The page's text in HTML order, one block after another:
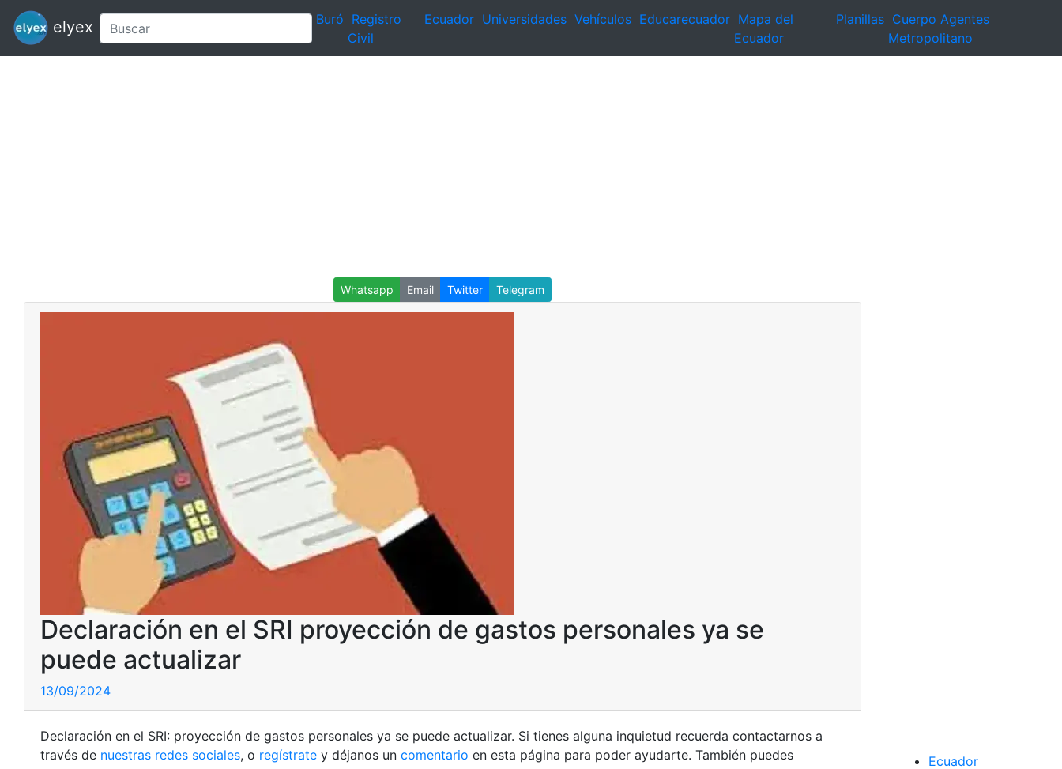
elyex Buró Registro
Civil
Ecuador Universidades Vehículos Educarecuador Mapa del
Ecuador
Planillas Cuerpo Agentes
Metropolitano
Whatsapp Email Twitter Telegram
Declaración en el SRI proyección de gastos personales ya se
puede actualizar
13/09/2024
Declaración en el SRI: proyección de gastos personales ya se puede actualizar. Si tienes alguna inquietud recuerda contactarnos a
través de nuestras redes sociales, o regístrate y déjanos un comentario en esta página para poder ayudarte. También puedes
Ecuador